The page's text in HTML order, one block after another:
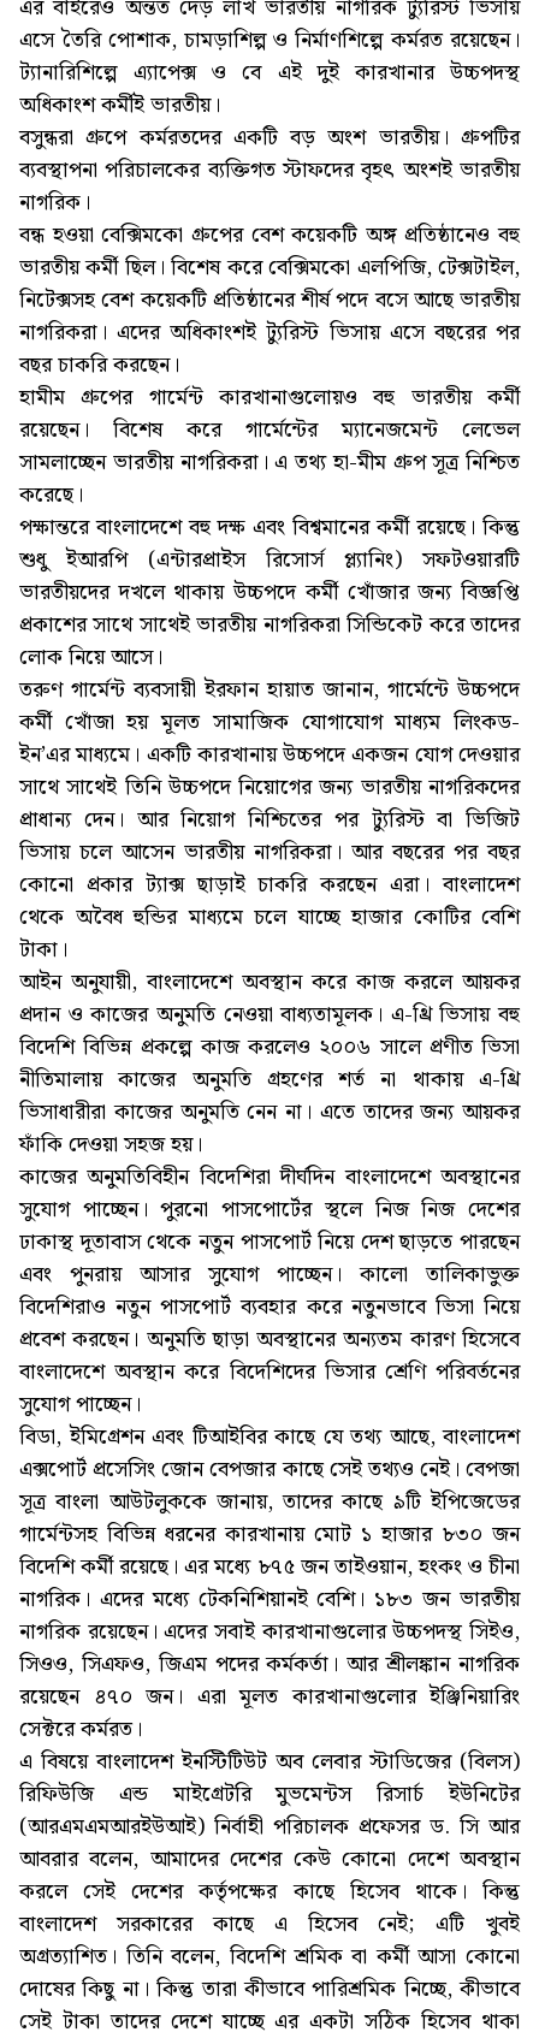
এর বাইরেও অন্তত দেড় লাখ ভারতীয় নাগরিক ট্যুরিস্ট ভিসায়
এসে তৈরি পোশাক, চামড়াশিল্প ও নির্মাণশিল্পে কর্মরত রয়েছেন।
ট্যানারিশিল্পে এ্যাপেক্স ও বে এই দুই কারখানার উচ্চপদস্থ
অধিকাংশ কর্মীই ভারতীয়।
বসুন্ধরা গ্রুপে কর্মরতদের একটি বড় অংশ ভারতীয়। গ্রুপটির
ব্যবস্থাপনা পরিচালকের ব্যক্তিগত স্টাফদের বৃহৎ অংশই ভারতীয়
নাগরিক।
বন্ধ হওয়া বেক্সিমকো গ্রুপের বেশ কয়েকটি অঙ্গ প্রতিষ্ঠানেও বহু
ভারতীয় কর্মী ছিল। বিশেষ করে বেক্সিমকো এলপিজি, টেক্সটাইল,
নিটেক্সসহ বেশ কয়েকটি প্রতিষ্ঠানের শীর্ষ পদে বসে আছে ভারতীয়
নাগরিকরা। এদের অধিকাংশই ট্যুরিস্ট ভিসায় এসে বছরের পর
বছর চাকরি করছেন।
হামীম গ্রুপের গার্মেন্ট কারখানাগুলোয়ও বহু ভারতীয় কর্মী
রয়েছেন। বিশেষ করে গার্মেন্টের ম্যানেজমেন্ট লেভেল
সামলাচ্ছেন ভারতীয় নাগরিকরা। এ তথ্য হা-মীম গ্রুপ সূত্র নিশ্চিত
করেছে।
পক্ষান্তরে বাংলাদেশে বহু দক্ষ এবং বিশ্বমানের কর্মী রয়েছে। কিন্তু
শুধু ইআরপি (এন্টারপ্রাইস রিসোর্স প্ল্যানিং) সফটওয়ারটি
ভারতীয়দের দখলে থাকায় উচ্চপদে কর্মী খোঁজার জন্য বিজ্ঞপ্তি
প্রকাশের সাথে সাথেই ভারতীয় নাগরিকরা সিন্ডিকেট করে তাদের
লোক নিয়ে আসে।
তরুণ গার্মেন্ট ব্যবসায়ী ইরফান হায়াত জানান, গার্মেন্টে উচ্চপদে
কর্মী খোঁজা হয় মূলত সামাজিক যোগাযোগ মাধ্যম লিংকড-
ইন’এর মাধ্যমে। একটি কারখানায় উচ্চপদে একজন যোগ দেওয়ার
সাথে সাথেই তিনি উচ্চপদে নিয়োগের জন্য ভারতীয় নাগরিকদের
প্রাধান্য দেন। আর নিয়োগ নিশ্চিতের পর ট্যুরিস্ট বা ভিজিট
ভিসায় চলে আসেন ভারতীয় নাগরিকরা। আর বছরের পর বছর
কোনো প্রকার ট্যাক্স ছাড়াই চাকরি করছেন এরা। বাংলাদেশ
থেকে অবৈধ হুন্ডির মাধ্যমে চলে যাচ্ছে হাজার কোটির বেশি
টাকা।
আইন অনুযায়ী, বাংলাদেশে অবস্থান করে কাজ করলে আয়কর
প্রদান ও কাজের অনুমতি নেওয়া বাধ্যতামূলক। এ-থ্রি ভিসায় বহু
বিদেশি বিভিন্ন প্রকল্পে কাজ করলেও ২০০৬ সালে প্রণীত ভিসা
নীতিমালায় কাজের অনুমতি গ্রহণের শর্ত না থাকায় এ-থ্রি
ভিসাধারীরা কাজের অনুমতি নেন না। এতে তাদের জন্য আয়কর
ফাঁকি দেওয়া সহজ হয়।
কাজের অনুমতিবিহীন বিদেশিরা দীর্ঘদিন বাংলাদেশে অবস্থানের
সুযোগ পাচ্ছেন। পুরনো পাসপোর্টের স্থলে নিজ নিজ দেশের
ঢাকাস্থ দূতাবাস থেকে নতুন পাসপোর্ট নিয়ে দেশ ছাড়তে পারছেন
এবং পুনরায় আসার সুযোগ পাচ্ছেন। কালো তালিকাভুক্ত
বিদেশিরাও নতুন পাসপোর্ট ব্যবহার করে নতুনভাবে ভিসা নিয়ে
প্রবেশ করছেন। অনুমতি ছাড়া অবস্থানের অন্যতম কারণ হিসেবে
বাংলাদেশে অবস্থান করে বিদেশিদের ভিসার শ্রেণি পরিবর্তনের
সুযোগ পাচ্ছেন।
বিডা, ইমিগ্রেশন এবং টিআইবির কাছে যে তথ্য আছে, বাংলাদেশ
এক্সপোর্ট প্রসেসিং জোন বেপজার কাছে সেই তথ্যও নেই। বেপজা
সূত্র বাংলা আউটলুককে জানায়, তাদের কাছে ৯টি ইপিজেডের
গার্মেন্টসহ বিভিন্ন ধরনের কারখানায় মোট ১ হাজার ৮৩০ জন
বিদেশি কর্মী রয়েছে। এর মধ্যে ৮৭৫ জন তাইওয়ান, হংকং ও চীনা
নাগরিক। এদের মধ্যে টেকনিশিয়ানই বেশি। ১৮৩ জন ভারতীয়
নাগরিক রয়েছেন। এদের সবাই কারখানাগুলোর উচ্চপদস্থ সিইও,
সিওও, সিএফও, জিএম পদের কর্মকর্তা। আর শ্রীলঙ্কান নাগরিক
রয়েছেন ৪৭০ জন। এরা মূলত কারখানাগুলোর ইঞ্জিনিয়ারিং
সেক্টরে কর্মরত।
এ বিষয়ে বাংলাদেশ ইনস্টিটিউট অব লেবার স্টাডিজের (বিলস)
রিফিউজি এন্ড মাইগ্রেটরি মুভমেন্টস রিসার্চ ইউনিটের
(আরএমএমআরইউআই) নির্বাহী পরিচালক প্রফেসর ড. সি আর
আবরার বলেন, আমাদের দেশের কেউ কোনো দেশে অবস্থান
করলে সেই দেশের কর্তৃপক্ষের কাছে হিসেব থাকে। কিন্তু
বাংলাদেশ সরকারের কাছে এ হিসেব নেই; এটি খুবই
অগ্রত্যাশিত। তিনি বলেন, বিদেশি শ্রমিক বা কর্মী আসা কোনো
দোষের কিছু না। কিন্তু তারা কীভাবে পারিশ্রমিক নিচ্ছে, কীভাবে
সেই টাকা তাদের দেশে যাচ্ছে এর একটা সঠিক হিসেব থাকা